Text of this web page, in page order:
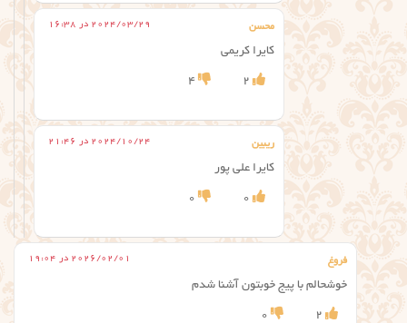
محسن 2024/03/29 در 16:38
کایرا کریمی
2
4
ریبین 2024/10/24 در 21:46
کایرا علی پور
0
0
فروغ 2026/02/01 در 19:04
خوشحالم با پیج خوبتون آشنا شدم
2
0